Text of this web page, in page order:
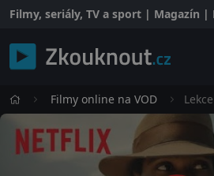
Filmy, seriály, TV a sport | Magazín |
Filmy online na VOD